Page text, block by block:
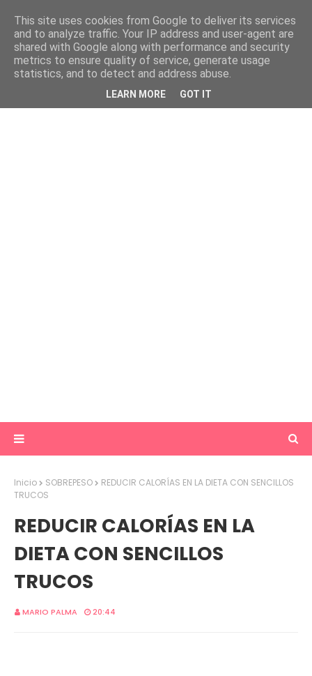
Inicio SOBREPESO
REDUCIR CALORÍAS EN LA DIETA CON SENCILLOS
TRUCOS
REDUCIR CALORÍAS EN LA
DIETA CON SENCILLOS
TRUCOS
MARIO PALMA 20:44
This site uses cookies from Google to deliver its services
and to analyze traffic. Your IP address and user-agent are
shared with Google along with performance and security
metrics to ensure quality of service, generate usage
statistics, and to detect and address abuse.
LEARN MORE GOT IT